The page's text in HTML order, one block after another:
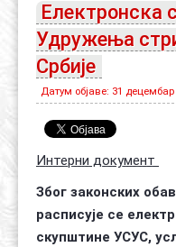
Електронска
Удружења
Србије
Датум објаве: 31 децембар
Интерни документ
Због законских
расписује се
скупштине УСУС,
Издања
Статут
Правилник
Органи
Чланови
Сарадници
Хол славе
Каталог
Контакт